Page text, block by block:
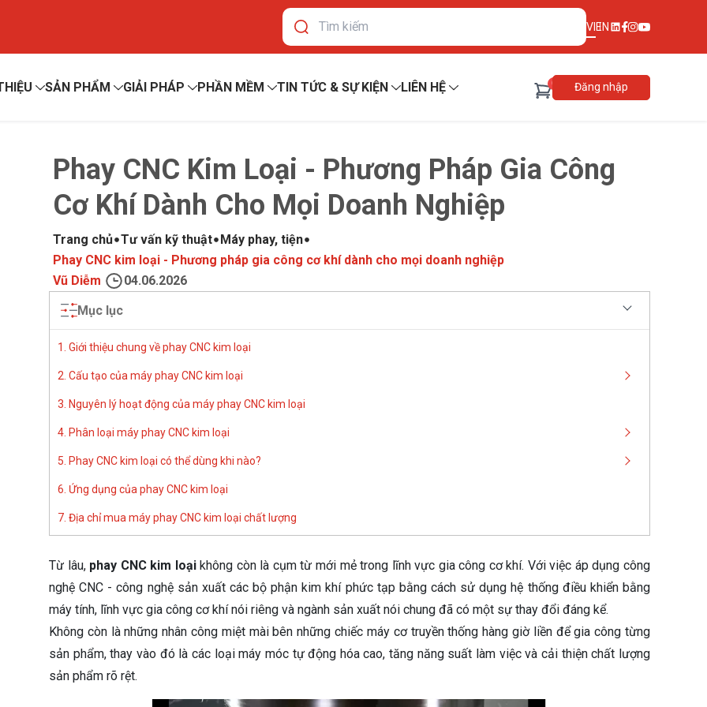
VIEN
SẢN PHẨM GIẢI PHÁP PHẦN MỀM TIN TỨC & SỰ KIỆN LIÊN HỆ 0 Đăng nhập
Phay CNC Kim Loại - Phương Pháp Gia Công
Cơ Khí Dành Cho Mọi Doanh Nghiệp
Trang chủ Tư vấn kỹ thuật Máy phay, tiện
Phay CNC kim loại - Phương pháp gia công cơ khí dành cho mọi doanh nghiệp
Vũ Diễm
04.06.2026
Mục lục
1. Giới thiệu chung về phay CNC kim loại
2. Cấu tạo của máy phay CNC kim loại
3. Nguyên lý hoạt động của máy phay CNC kim loại
4. Phân loại máy phay CNC kim loại
5. Phay CNC kim loại có thể dùng khi nào?
6. Ứng dụng của phay CNC kim loại
7. Địa chỉ mua máy phay CNC kim loại chất lượng
Từ lâu, phay CNC kim loạikhông còn là cụm từ mới mẻ trong lĩnh vực gia công cơ khí. Với việc áp dụng công
nghệ CNC - công nghệ sản xuất các bộ phận kim khí phức tạp bằng cách sử dụng hệ thống điều khiển bằng
máy tính, lĩnh vực gia công cơ khí nói riêng và ngành sản xuất nói chung đã có một sự thay đổi đáng kể.
Không còn là những nhân công miệt mài bên những chiếc máy cơ truyền thống hàng giờ liền để gia công từng
sản phẩm, thay vào đó là các loại máy móc tự động hóa cao, tăng năng suất làm việc và cải thiện chất lượng
sản phẩm rõ rệt.